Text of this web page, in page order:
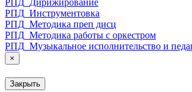
РПД_Дирижирование
РПД_Инструментовка
РПД_Методика преп дисц
РПД_Методика работы с оркестром
РПД_Музыкальное исполнительство и
×
Закрыть